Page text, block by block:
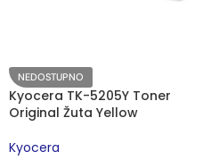
NEDOSTUPNO
Kyocera TK-5205Y Toner
Original Žuta Yellow
Kyocera